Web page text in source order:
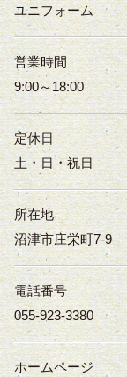
ユニフォーム
営業時間
9:00～18:00
定休日
土・日・祝日
所在地
沼津市庄栄町7-9
電話番号
055-923-3380
ホームページ